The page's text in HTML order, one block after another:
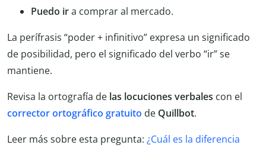
Puedo ira comprar al mercado.
La perífrasis “poder + infinitivo” expresa un significado
de posibilidad, pero el significado del verbo “ir” se
mantiene.
Revisa la ortografía de las locuciones verbales con el
corrector ortográfico gratuito de Quillbot.
Leer más sobre esta pregunta: ¿Cuál es la diferencia